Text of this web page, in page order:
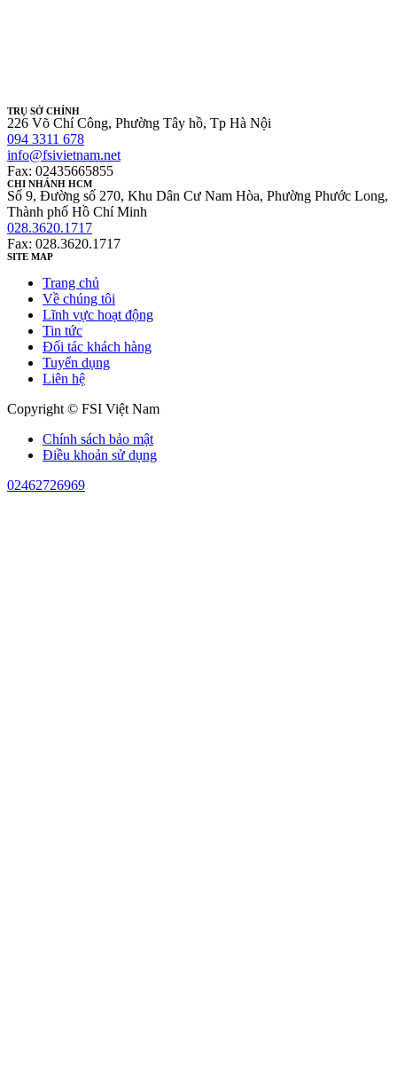
TRỤ SỞ CHÍNH
226 Võ Chí Công, Phường Tây hồ, Tp Hà Nội
094 3311 678
info@fsivietnam.net
Fax: 02435665855
CHI NHÁNH HCM
Số 9, Đường số 270, Khu Dân Cư Nam Hòa, Phường Phước Long,
Thành phố Hồ Chí Minh
028.3620.1717
Fax: 028.3620.1717
SITE MAP
Trang chủ
Về chúng tôi
Lĩnh vực hoạt động
Tin tức
Đối tác khách hàng
Tuyển dụng
Liên hệ
Copyright © FSI Việt Nam
Chính sách bảo mật
Điều khoản sử dụng
02462726969